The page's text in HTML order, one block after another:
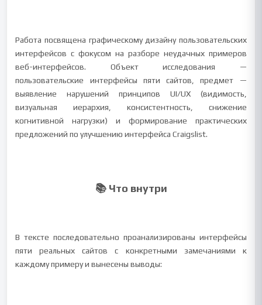
Работа посвящена графическому дизайну пользовательских
интерфейсов с фокусом на разборе неудачных примеров
веб-интерфейсов. Объект исследования —
пользовательские интерфейсы пяти сайтов, предмет —
выявление нарушений принципов UI/UX (видимость,
визуальная иерархия, консистентность, снижение
когнитивной нагрузки) и формирование практических
предложений по улучшению интерфейса Craigslist.
📚 Что внутри
В тексте последовательно проанализированы интерфейсы
пяти реальных сайтов с конкретными замечаниями к
каждому примеру и вынесены выводы: